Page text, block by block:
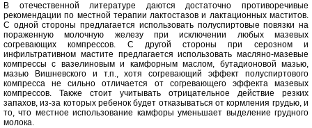
В отечественной литературе даются достаточно противоречивые
рекомендации по местной терапии лактостазов и лактационных маститов.
С одной стороны предлагается использовать полуспиртовые повязки на
пораженную молочную железу при исключении любых мазевых
согревающих компрессов. С другой стороны при серозном и
инфильтративном мастите предлагается использовать масляно-мазевые
компрессы с вазелиновым и камфорным маслом, бутадионовой мазью,
мазью Вишневского и т.п., хотя согревающий эффект полуспиртового
компресса не сильно отличается от согревающего эффекта мазевых
компрессов. Также стоит учитывать отрицательное действие резких
запахов, из-за которых ребенок будет отказываться от кормления грудью, и
то, что местное использование камфоры уменьшает выделение грудного
молока.